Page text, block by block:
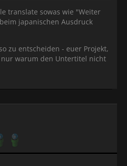
translate sowas wie "Weiter
japanischen Ausdruck
zu entscheiden - euer Projekt,
nur warum den Untertitel nicht